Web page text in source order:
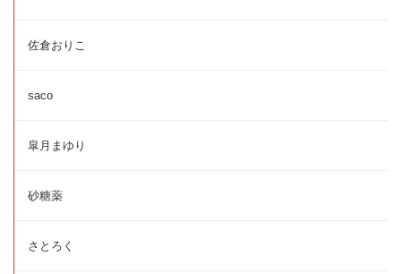
佐倉おりこ
saco
皐月まゆり
砂糖薬
さとろく